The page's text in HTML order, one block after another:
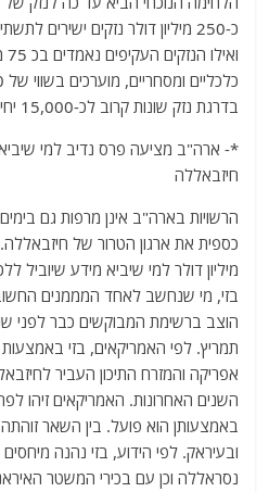
כ-250 מיליון דולר נזקים ישירים
בדרגת נזק שונות קרוב לכ-15,000 יחידות מגורים.
*- ארה"ב מציעה פרס נדיב למי
חיזבאללה
הרשויות בארה"ב אינן מרפות גם
מיליון דולר למי שיביא מידע שיוביל
בזי, מי שנחשב לאחד המממנים
הוצב ברשימת המבוקשים כבר לפני
תמריץ. לפי האמריקאים, בזי
אפריקה והמזרח התיכון העביר
השנים האחרונות. האמריקאים זיהו
באמצעותן הוא פועל. בין השאר זוהתה
ובעיראק. לפי הידוע, בזי נהנה
נסראללה וכן עם בכירי המשטר